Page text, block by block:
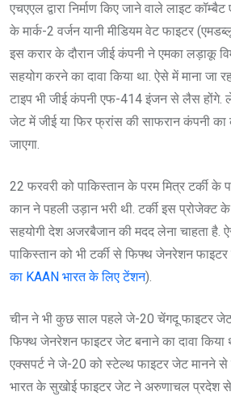
एचएएल द्वारा निर्माण किए जाने वाले लाइट
के मार्क-2 वर्जन यानी मीडियम वेट फाइटर
इस करार के दौरान जीई कंपनी ने एमका लड़ाकू
सहयोग करने का दावा किया था. ऐसे में माना जा
टाइप भी जीई कंपनी एफ-414 इंजन से लैस होंगे.
जेट में जीई या फिर फ्रांस की साफरान कंपनी का
जाएगा.
22 फरवरी को पाकिस्तान के परम मित्र टर्की
कान ने पहली उड़ान भरी थी. टर्की इस प्रोजेक्ट
सहयोगी देश अजरबैजान की मदद लेना चाहता है.
पाकिस्तान को भी टर्की से फिफ्थ जेनरेशन
का KAAN भारत के लिए टेंशन).
चीन ने भी कुछ साल पहले जे-20 चेंगदू फाइटर जेट
फिफ्थ जेनरेशन फाइटर जेट बनाने का दावा किया
एक्सपर्ट ने जे-20 को स्टेल्थ फाइटर जेट मानने से
भारत के सुखोई फाइटर जेट ने अरुणाचल प्रदेश